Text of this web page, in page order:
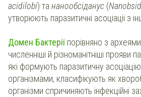
acidilobi) тананообсіданус (
утворюють паразитичні асоціації з
Домен Бактеріїпорівняно з
численніші й різноманітніші прояви
які формують паразитичну
організмами, класифікують як
організми спричиняють інфекційні